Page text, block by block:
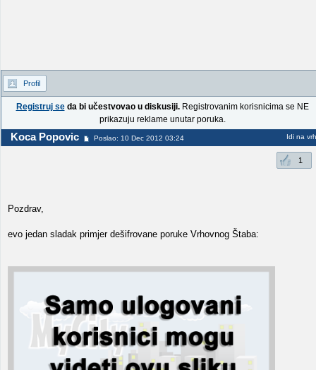
Profil
Registruj seda bi učestvovao u diskusiji.Registrovanim korisnicima se NE
prikazuju reklame unutar poruka.
Koca Popovic Poslao: 10 Dec 2012 03:24 Idi na vrh
1
Pozdrav,
evo jedan sladak primjer dešifrovane poruke Vrhovnog Štaba: